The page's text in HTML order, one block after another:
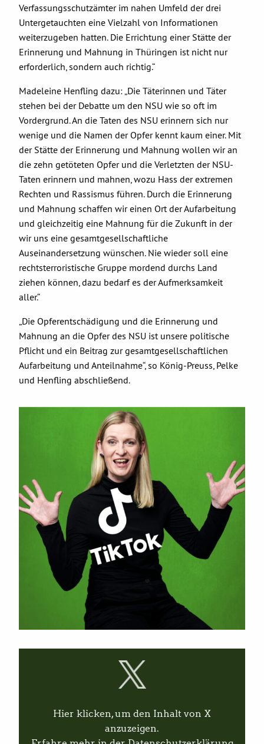
Verfassungsschutzämter im nahen Umfeld der drei
Untergetauchten eine Vielzahl von Informationen
weiterzugeben hatten. Die Errichtung einer Stätte der
Erinnerung und Mahnung in Thüringen ist nicht nur
erforderlich, sondern auch richtig.“
Madeleine Henfling dazu: „Die Täterinnen und Täter
stehen bei der Debatte um den NSU wie so oft im
Vordergrund. An die Taten des NSU erinnern sich nur
wenige und die Namen der Opfer kennt kaum einer. Mit
der Stätte der Erinnerung und Mahnung wollen wir an
die zehn getöteten Opfer und die Verletzten der NSU-
Taten erinnern und mahnen, wozu Hass der extremen
Rechten und Rassismus führen. Durch die Erinnerung
und Mahnung schaffen wir einen Ort der Aufarbeitung
und gleichzeitig eine Mahnung für die Zukunft in der
wir uns eine gesamtgesellschaftliche
Auseinandersetzung wünschen. Nie wieder soll eine
rechtsterroristische Gruppe mordend durchs Land
ziehen können, dazu bedarf es der Aufmerksamkeit
aller.“
„Die Opferentschädigung und die Erinnerung und
Mahnung an die Opfer des NSU ist unsere politische
Pflicht und ein Beitrag zur gesamtgesellschaftlichen
Aufarbeitung und Anteilnahme“, so König-Preuss, Pelke
und Henfling abschließend.
Hier klicken, um den Inhalt von X
anzuzeigen.